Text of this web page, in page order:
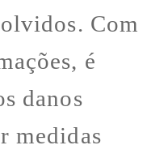
Com
é
danos
medidas